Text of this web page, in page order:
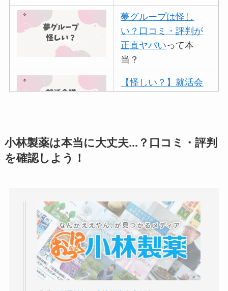
夢グループは怪し
い？口コミ・評判が
正直ヤバいって本
当？
【怪しい？】就活会
アトムクリニックは
【怪しい？】帝国デ
ータバンクの口コ
ミ・評判は実際ど
う？
【怪しい？】セルプ
小林製薬は本当に大丈夫...？口コミ・評判
を確認しよう！